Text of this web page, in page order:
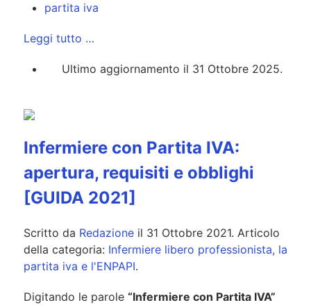
partita iva
Leggi tutto …
Ultimo aggiornamento il 31 Ottobre 2025.
Infermiere con Partita IVA:
apertura, requisiti e obblighi
[GUIDA 2021]
Scritto da Redazione il 31 Ottobre 2021. Articolo
della categoria: Infermiere libero professionista, la
partita iva e l'ENPAPI.
Digitando le parole “Infermiere con Partita IVA”